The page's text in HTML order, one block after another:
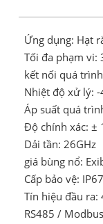
Ứng dụng: Hạt
Tối đa phạm vi:
kết nối quá
Nhiệt độ xử lý: -
Áp suất quá
Độ chính xác: ±
Dải tần: 26GHz
giá bùng nổ:
Cấp bảo vệ: IP67
Tín hiệu đầu ra:
RS485 / Modbus